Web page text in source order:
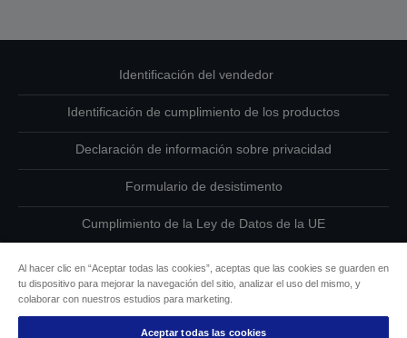
Identificación del vendedor
Identificación de cumplimiento de los productos
Declaración de información sobre privacidad
Formulario de desistimento
Cumplimiento de la Ley de Datos de la UE
Información sobre cookies
Al hacer clic en “Aceptar todas las cookies”, aceptas que las cookies se guarden en
tu dispositivo para mejorar la navegación del sitio, analizar el uso del mismo, y
colaborar con nuestros estudios para marketing.
Aceptar todas las cookies